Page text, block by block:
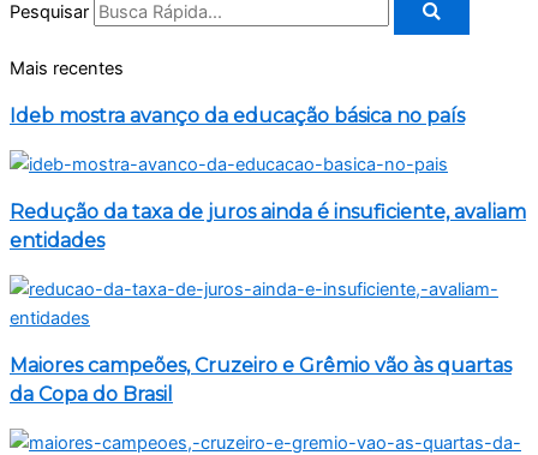
Pesquisar
Mais recentes
Ideb mostra avanço da educação básica no país
Redução da taxa de juros ainda é insuficiente, avaliam
entidades
Maiores campeões, Cruzeiro e Grêmio vão às quartas
da Copa do Brasil